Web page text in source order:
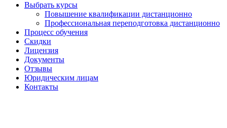
Выбрать курсы
Повышение квалификации дистанционно
Профессиональная переподготовка дистанционно
Процесс обучения
Скидки
Лицензия
Документы
Отзывы
Юридическим лицам
Контакты